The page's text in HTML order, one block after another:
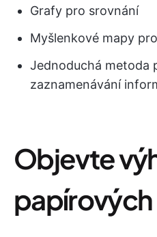
Grafy pro srovnání
Myšlenkové mapy
Jednoduchá metoda
zaznamenávání
Objevte